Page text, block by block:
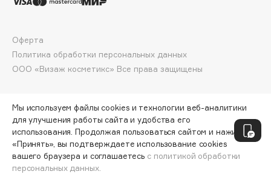
Dr. Vranjes Firenze
Dr.Althea
DSD de Luxe
Dyson
ДОБАВИТЬ В КОРЗИНУ
ООО «Визаж косметикс» Все права защищены
Оферта
Политика обработки персональных данных
Мы используем файлы cookies и технологии веб-аналитики
для улучшения работы сайта и удобства его
использования. Продолжая пользоваться сайтом и нажимая
«Принять», вы подтверждаете использование cookies
вашего браузера и соглашаетесь с политикой обработки
персональных данных.